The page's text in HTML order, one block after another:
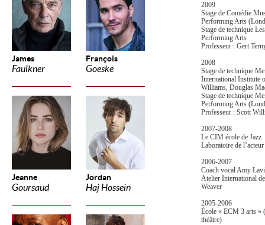
James
Faulkner
François
Goeske
Jeanne
Goursaud
Jordan
Haj Hossein
2009
Stage de Comédie
Performing Arts
Stage de technique
Performing Arts
Professeur : Gert
2008
Stage de technique
International Institute
Williams, Douglas
Stage de technique
Performing Arts
Professeur : Scott
2007-2008
Le CIM école de Jazz
Laboratoire de
2006-2007
Coach vocal Amy
Atelier International
Weaver
2005-2006
École « ECM 3 arts »
théâtre)